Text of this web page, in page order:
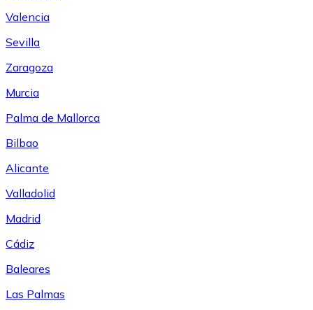
Valencia
Sevilla
Zaragoza
Murcia
Palma de Mallorca
Bilbao
Alicante
Valladolid
Madrid
Cádiz
Baleares
Las Palmas